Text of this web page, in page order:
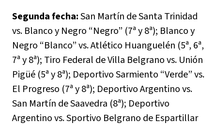
Segunda fecha:San Martín de Santa Trinidad
vs. Blanco y Negro “Negro” (7ª y 8ª); Blanco y
Negro “Blanco” vs. Atlético Huanguelén (5ª, 6ª,
7ª y 8ª); Tiro Federal de Villa Belgrano vs. Unión
Pigüé (5ª y 8ª); Deportivo Sarmiento “Verde” vs.
El Progreso (7ª y 8ª); Deportivo Argentino vs.
San Martín de Saavedra (8ª); Deportivo
Argentino vs. Sportivo Belgrano de Espartillar